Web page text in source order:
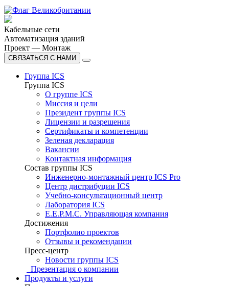
Кабельные сети
Автоматизация зданий
Проект — Монтаж
СВЯЗАТЬСЯ С НАМИ
Группа ICS
Группа ICS
О группе ICS
Миссия и цели
Президент группы ICS
Лицензии и разрешения
Сертификаты и компетенции
Зеленая декларация
Вакансии
Контактная информация
Состав группы ICS
Инженерно-монтажный центр ICS Pro
Центр дистрибуции ICS
Учебно-консультационный центр
Лаборатория ICS
E.E.P.M.C. Управляющая компания
Достижения
Портфолио проектов
Отзывы и рекомендации
Пресс-центр
Новости группы ICS
Презентация о компании
Продукты и услуги